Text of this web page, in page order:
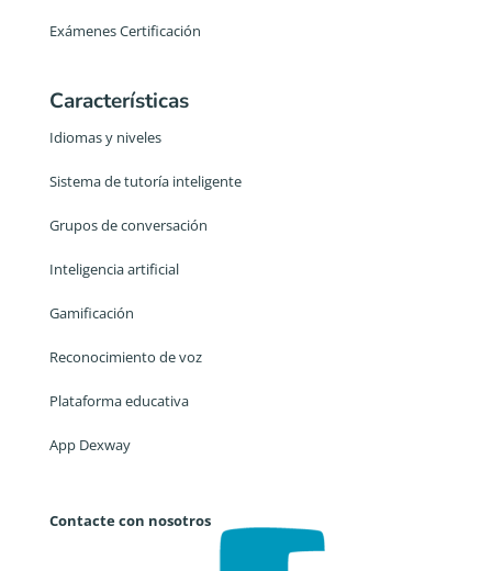
Exámenes Certificación
Características
Idiomas y niveles
Sistema de tutoría inteligente
Grupos de conversación
Inteligencia artificial
Gamificación
Reconocimiento de voz
Plataforma educativa
App Dexway
Contacte con nosotros